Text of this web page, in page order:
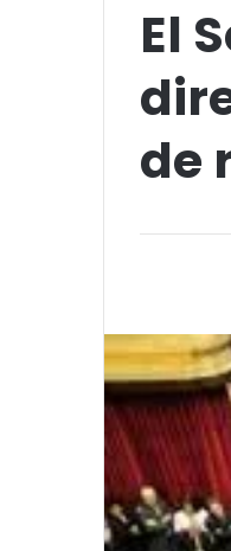
El
de